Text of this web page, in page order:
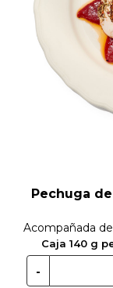
GLUTEN
Pechuga
Acompañada
Caja 140 g